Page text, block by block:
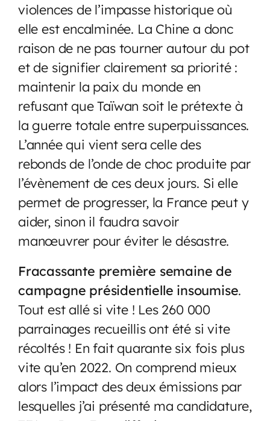
violences de l’impasse historique où
elle est encalminée. La Chine a donc
raison de ne pas tourner autour du pot
et de signifier clairement sa priorité :
maintenir la paix du monde en
refusant que Taïwan soit le prétexte à
la guerre totale entre superpuissances.
L’année qui vient sera celle des
rebonds de l’onde de choc produite par
l’évènement de ces deux jours. Si elle
permet de progresser, la France peut y
aider, sinon il faudra savoir
manœuvrer pour éviter le désastre.
Fracassante première semaine de
campagne présidentielle insoumise.
Tout est allé si vite ! Les 260 000
parrainages recueillis ont été si vite
récoltés ! En fait quarante six fois plus
vite qu’en 2022. On comprend mieux
alors l’impact des deux émissions par
lesquelles j’ai présenté ma candidature,